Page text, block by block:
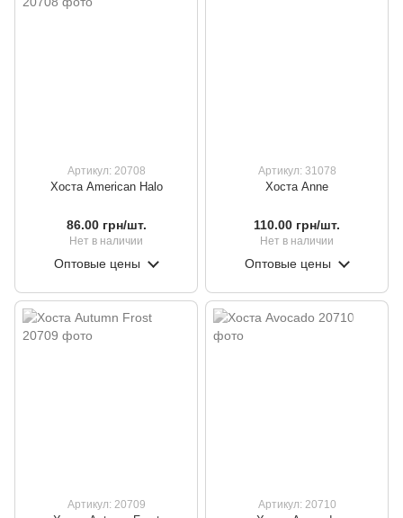
Артикул: 20708
Хоста American Halo
86.00 грн/шт.
Нет в наличии
Оптовые цены
Артикул: 31078
Хоста Anne
110.00 грн/шт.
Нет в наличии
Оптовые цены
Артикул: 20709 Артикул: 20710